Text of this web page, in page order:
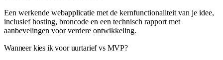
Een werkende webapplicatie met de kernfunctionaliteit van je idee,
inclusief hosting, broncode en een technisch rapport met
aanbevelingen voor verdere ontwikkeling.
Wanneer kies ik voor uurtarief vs MVP?